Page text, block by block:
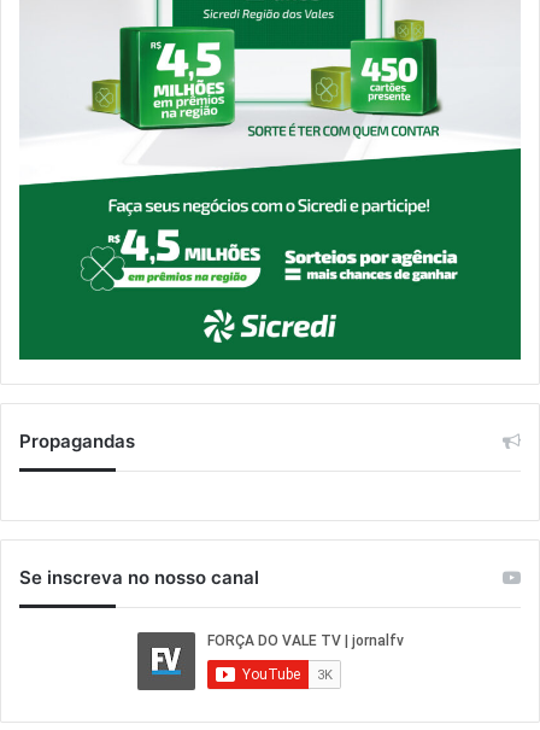
Propagandas
Se inscreva no nosso canal